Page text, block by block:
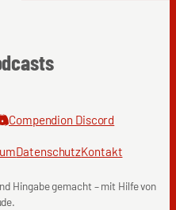
Compendion Discord
DatenschutzKontakt
Hingabe gemacht – mit Hilfe von